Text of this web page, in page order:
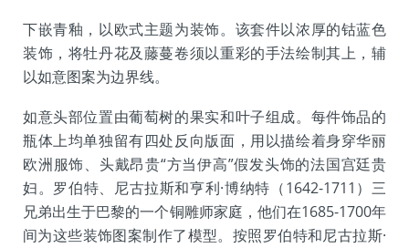
下嵌青釉，以欧式主题为装饰。该套件以浓厚的钴蓝色
装饰，将牡丹花及藤蔓卷须以重彩的手法绘制其上，辅
以如意图案为边界线。
如意头部位置由葡萄树的果实和叶子组成。每件饰品的
瓶体上均单独留有四处反向版面，用以描绘着身穿华丽
欧洲服饰、头戴昂贵“方当伊高”假发头饰的法国宫廷贵
妇。罗伯特、尼古拉斯和亨利·博纳特（1642-1711）三
兄弟出生于巴黎的一个铜雕师家庭，他们在1685-1700年
间为这些装饰图案制作了模型。按照罗伯特和尼古拉斯·